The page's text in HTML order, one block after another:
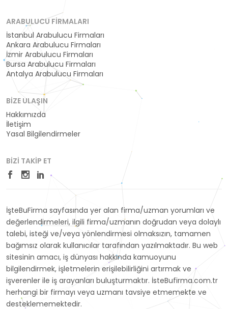
ARABULUCU FIRMALARI
İstanbul Arabulucu Firmaları
Ankara Arabulucu Firmaları
İzmir Arabulucu Firmaları
Bursa Arabulucu Firmaları
Antalya Arabulucu Firmaları
BIZE ULAŞIN
Hakkımızda
İletişim
Yasal Bilgilendirmeler
BIZI TAKIP ET
İşteBuFirma sayfasında yer alan firma/uzman yorumları ve
değerlendirmeleri, ilgili firma/uzmanın doğrudan veya dolaylı
talebi, isteği ve/veya yönlendirmesi olmaksızın, tamamen
bağımsız olarak kullanıcılar tarafından yazılmaktadır. Bu web
sitesinin amacı, iş dünyası hakkında kamuoyunu
bilgilendirmek, işletmelerin erişilebilirliğini artırmak ve
işverenler ile iş arayanları buluşturmaktır. İsteBufirma.com.tr
herhangi bir firmayı veya uzmanı tavsiye etmemekte ve
desteklememektedir.